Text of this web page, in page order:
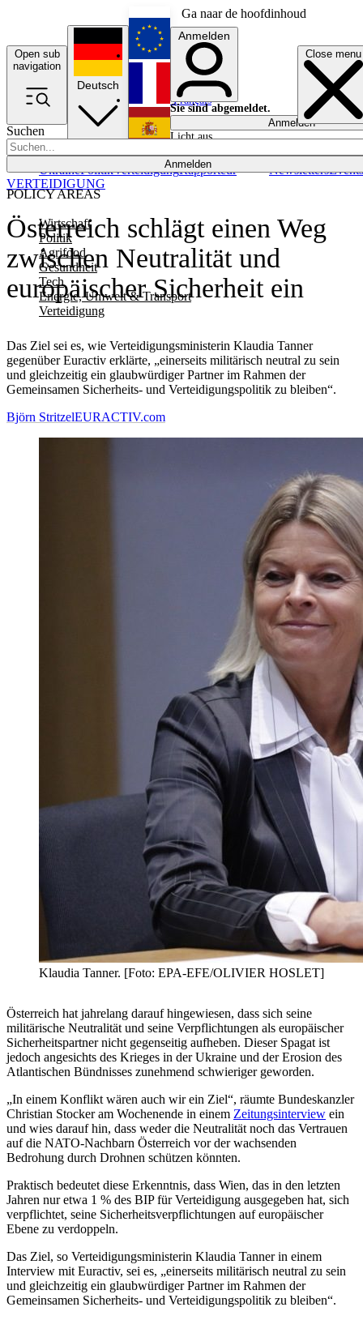
Ga naar de hoofdinhoud
Open sub
navigation
Close menu
Suchen
Anmelden
POLICY AREAS
Wirtschaft
Politik
Agrifood
Gesundheit
Tech
Energie, Umwelt & Transport
Verteidigung
UkrainePolitikVerteidigungRapporteur NewslettersEvents
Deutsch
English
Français
Anmelden
Sie sind abgemeldet.
Anmelden
Licht aus
Österreich schlägt einen Weg
zwischen Neutralität und
europäischer Sicherheit ein
Das Ziel sei es, wie Verteidigungsministerin Klaudia Tanner
gegenüber Euractiv erklärte, „einerseits militärisch neutral zu sein
und gleichzeitig ein glaubwürdiger Partner im Rahmen der
Gemeinsamen Sicherheits- und Verteidigungspolitik zu bleiben“.
VERTEIDIGUNG
Björn StritzelEURACTIV.com
Klaudia Tanner. [Foto: EPA-EFE/OLIVIER HOSLET]
Österreich hat jahrelang darauf hingewiesen, dass sich seine
militärische Neutralität und seine Verpflichtungen als europäischer
Sicherheitspartner nicht gegenseitig aufheben. Dieser Spagat ist
jedoch angesichts des Krieges in der Ukraine und der Erosion des
Atlantischen Bündnisses zunehmend schwieriger geworden.
„In einem Konflikt wären auch wir ein Ziel“, räumte Bundeskanzler
Christian Stocker am Wochenende in einem Zeitungsinterview ein
und wies darauf hin, dass weder die Neutralität noch das Vertrauen
auf die NATO-Nachbarn Österreich vor der wachsenden
Bedrohung durch Drohnen schützen könnten.
Praktisch bedeutet diese Erkenntnis, dass Wien, das in den letzten
Jahren nur etwa 1 % des BIP für Verteidigung ausgegeben hat, sich
verpflichtet, seine Sicherheitsverpflichtungen auf europäischer
Ebene zu verdoppeln.
Das Ziel, so Verteidigungsministerin Klaudia Tanner in einem
Interview mit Euractiv, sei es, „einerseits militärisch neutral zu sein
und gleichzeitig ein glaubwürdiger Partner im Rahmen der
Gemeinsamen Sicherheits- und Verteidigungspolitik zu bleiben“.